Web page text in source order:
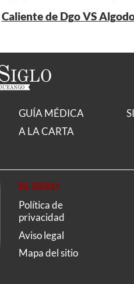
Caliente de Dgo VS
GUÍA MÉDICA
A LA CARTA
EL SIGLO
Política de
privacidad
Aviso legal
Mapa del sitio